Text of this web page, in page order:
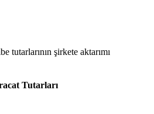
tutarlarının şirkete aktarımı
Tutarları